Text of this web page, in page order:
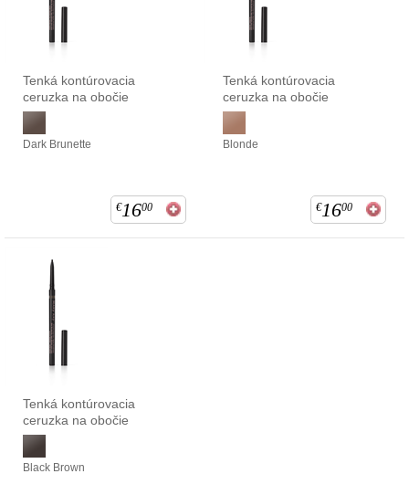
Tenká kontúrovacia
ceruzka na obočie
Dark Brunette
€1600
Tenká kontúrovacia
ceruzka na obočie
Blonde
€1600
Tenká kontúrovacia
ceruzka na obočie
Black Brown